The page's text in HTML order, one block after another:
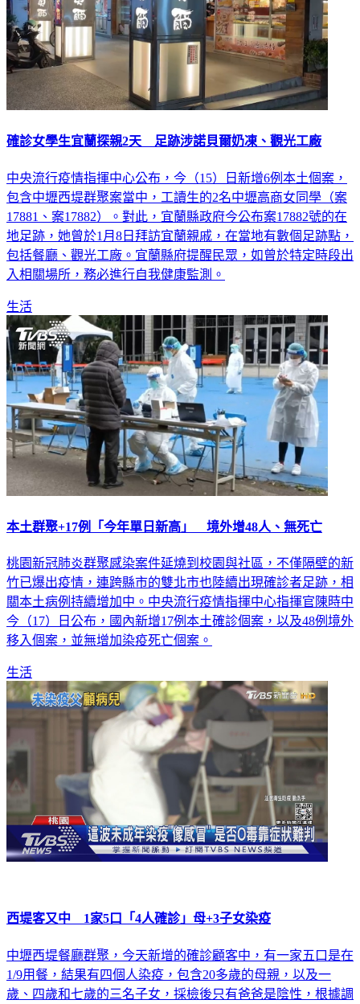
確診女學生宜蘭探親2天 足跡涉諾貝爾奶凍、觀光工廠
中央流行疫情指揮中心公布，今（15）日新增6例本土個案，
包含中壢西堤群聚案當中，工讀生的2名中壢高商女同學（案
17881、案17882）。對此，宜蘭縣政府今公布案17882號的在
地足跡，她曾於1月8日拜訪宜蘭親戚，在當地有數個足跡點，
包括餐廳、觀光工廠。宜蘭縣府提醒民眾，如曾於特定時段出
入相關場所，務必進行自我健康監測。
生活
本土群聚+17例「今年單日新高」 境外增48人、無死亡
桃園新冠肺炎群聚感染案件延燒到校園與社區，不僅隔壁的新
竹已爆出疫情，連跨縣市的雙北市也陸續出現確診者足跡，相
關本土病例持續增加中。中央流行疫情指揮中心指揮官陳時中
今（17）日公布，國內新增17例本土確診個案，以及48例境外
移入個案，並無增加染疫死亡個案。
生活
西堤客又中 1家5口「4人確診」母+3子女染疫
中壢西堤餐廳群聚，今天新增的確診顧客中，有一家五口是在
1/9用餐，結果有四個人染疫，包含20多歲的母親，以及一
歲、四歲和七歲的三名子女，採檢後只有爸爸是陰性，根據調